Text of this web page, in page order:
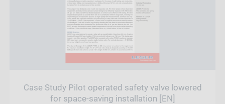
Case Study Pilot operated safety valve lowered
for space-saving installation [EN]